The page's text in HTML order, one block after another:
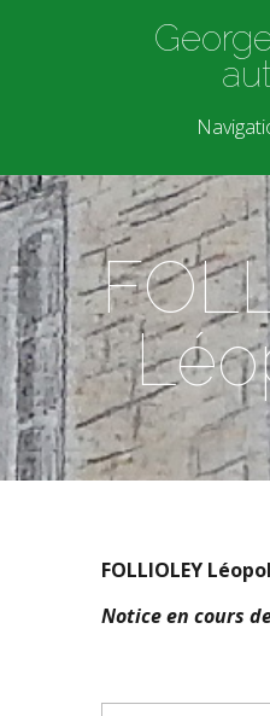
FOLLIOLEY
Notice en cours
Rechercher :